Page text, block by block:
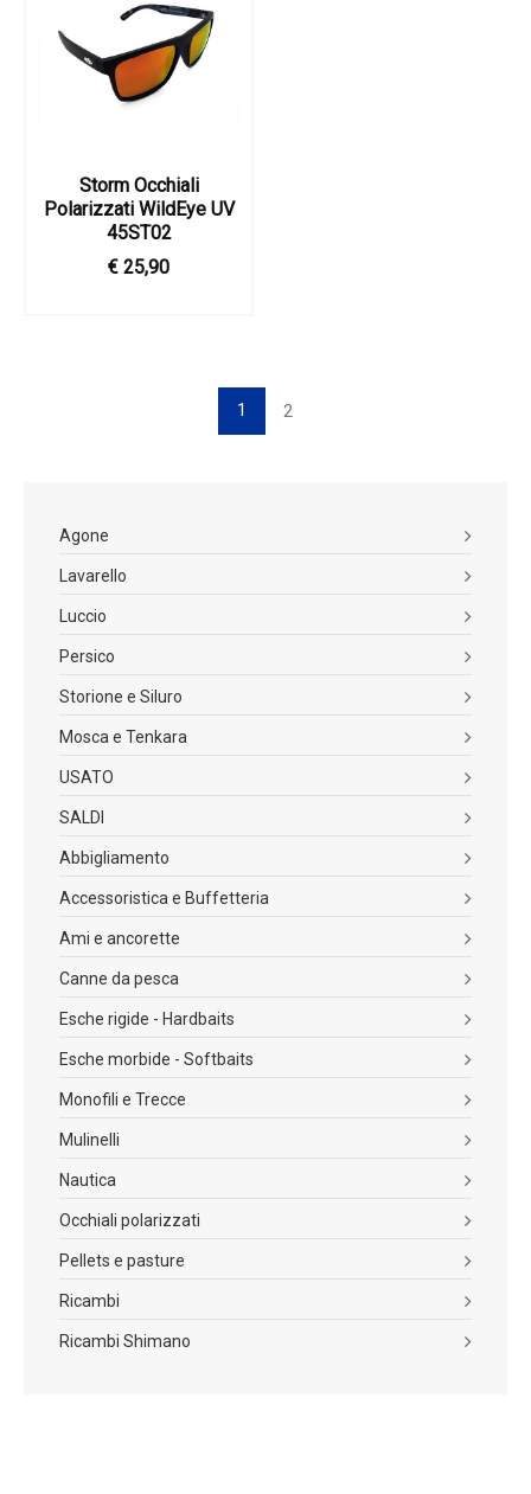
Storm Occhiali
Polarizzati WildEye UV
45ST02
€ 25,90
1 2
Agone
Lavarello
Luccio
Persico
Storione e Siluro
Mosca e Tenkara
USATO
SALDI
Abbigliamento
Accessoristica e Buffetteria
Ami e ancorette
Canne da pesca
Esche rigide - Hardbaits
Esche morbide - Softbaits
Monofili e Trecce
Mulinelli
Nautica
Occhiali polarizzati
Pellets e pasture
Ricambi
Ricambi Shimano